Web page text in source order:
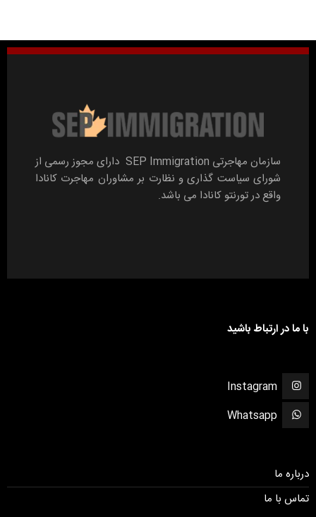
سازمان مهاجرتی SEP Immigration دارای مجوز رسمی از
شورای سیاست گذاری و نظارت بر مشاوران مهاجرت کانادا
واقع در تورنتو کانادا می باشد.
با ما در ارتباط باشید
Instagram
Whatsapp
درباره ما
تماس با ما